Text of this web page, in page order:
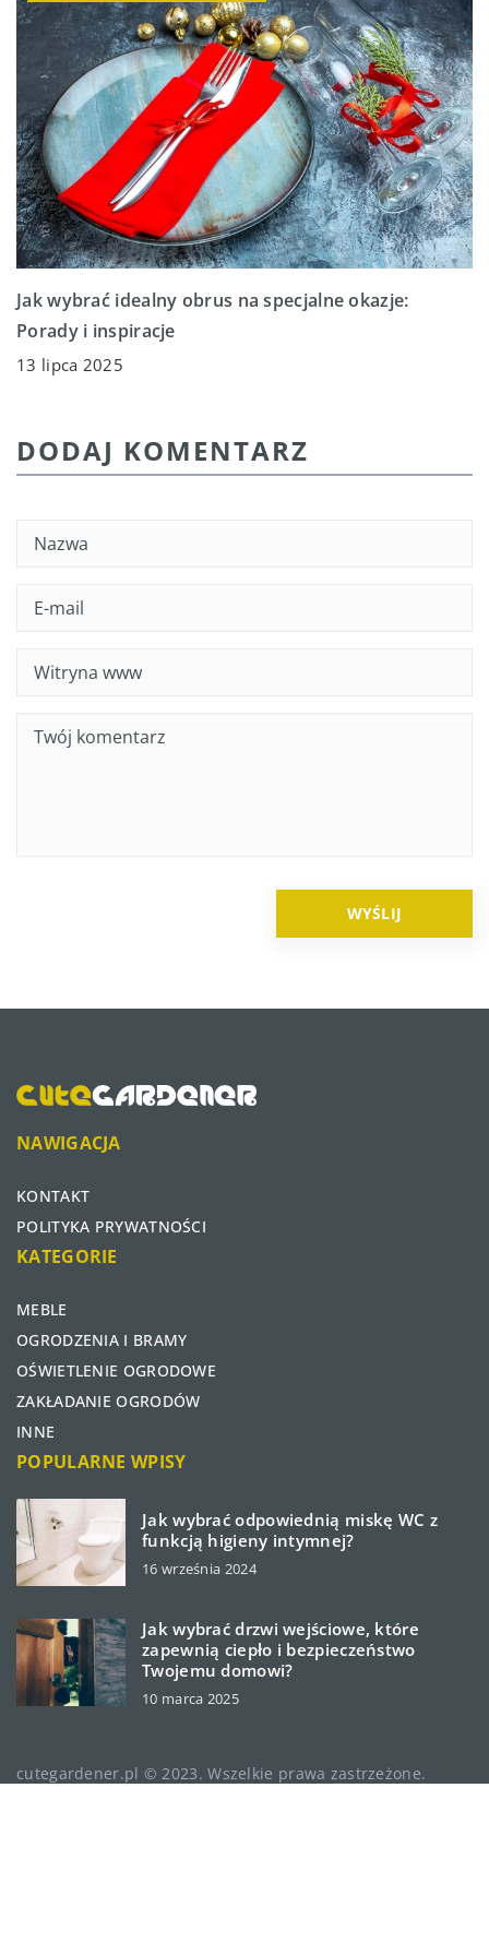
Jak wybrać idealny obrus na specjalne okazje:
Porady i inspiracje
13 lipca 2025
DODAJ KOMENTARZ
NAWIGACJA
KONTAKT
POLITYKA PRYWATNOŚCI
KATEGORIE
MEBLE
OGRODZENIA I BRAMY
OŚWIETLENIE OGRODOWE
ZAKŁADANIE OGRODÓW
INNE
POPULARNE WPISY
Jak wybrać odpowiednią miskę WC z
funkcją higieny intymnej?
16 września 2024
Jak wybrać drzwi wejściowe, które
zapewnią ciepło i bezpieczeństwo
Twojemu domowi?
10 marca 2025
cutegardener.pl © 2023. Wszelkie prawa zastrzeżone.